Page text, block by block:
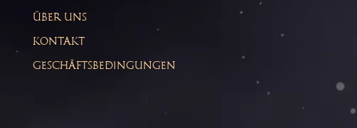
ÜBER UNS
KONTAKT
GESCHÄFTSBEDINGUNGEN